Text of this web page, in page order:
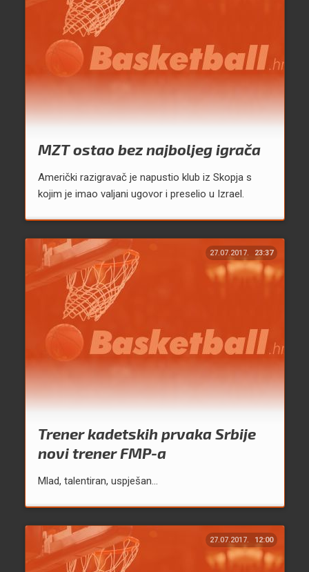
MZT ostao bez najboljeg igrača
Američki razigravač je napustio klub iz Skopja s
kojim je imao valjani ugovor i preselio u Izrael.
27.07.2017. 23:37
Trener kadetskih prvaka Srbije
novi trener FMP-a
Mlad, talentiran, uspješan...
27.07.2017. 12:00